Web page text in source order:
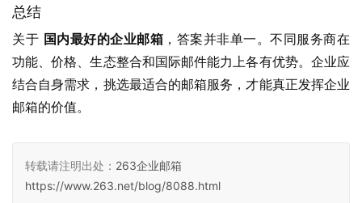
总结
关于 国内最好的企业邮箱 ，答案并非单一。不同服务商在
功能、价格、生态整合和国际邮件能力上各有优势。企业应
结合自身需求，挑选最适合的邮箱服务，才能真正发挥企业
邮箱的价值。
转载请注明出处： 263企业邮箱
https://www.263.net/blog/8088.html